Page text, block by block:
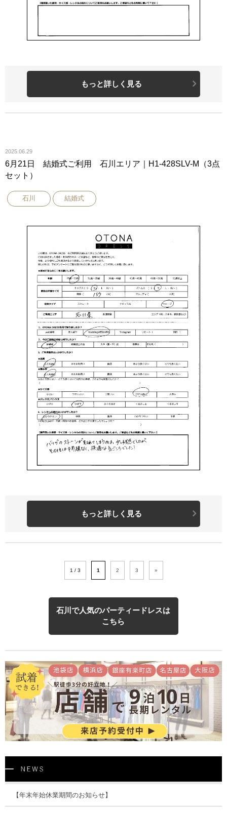
もっと詳しく見る
2025.06.29
6月21日 結婚式ご利用 石川エリア｜H1-428SLV-M（3点
セット）
石川 結婚式
もっと詳しく見る
1 / 3 1 2 3 »
石川で人気のパーティードレスは
こちら
【年末年始休業期間のお知らせ】